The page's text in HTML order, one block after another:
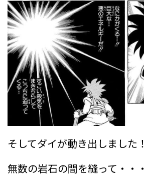
そしてダイが動き出しました！
無数の岩石の間を縫って・・・